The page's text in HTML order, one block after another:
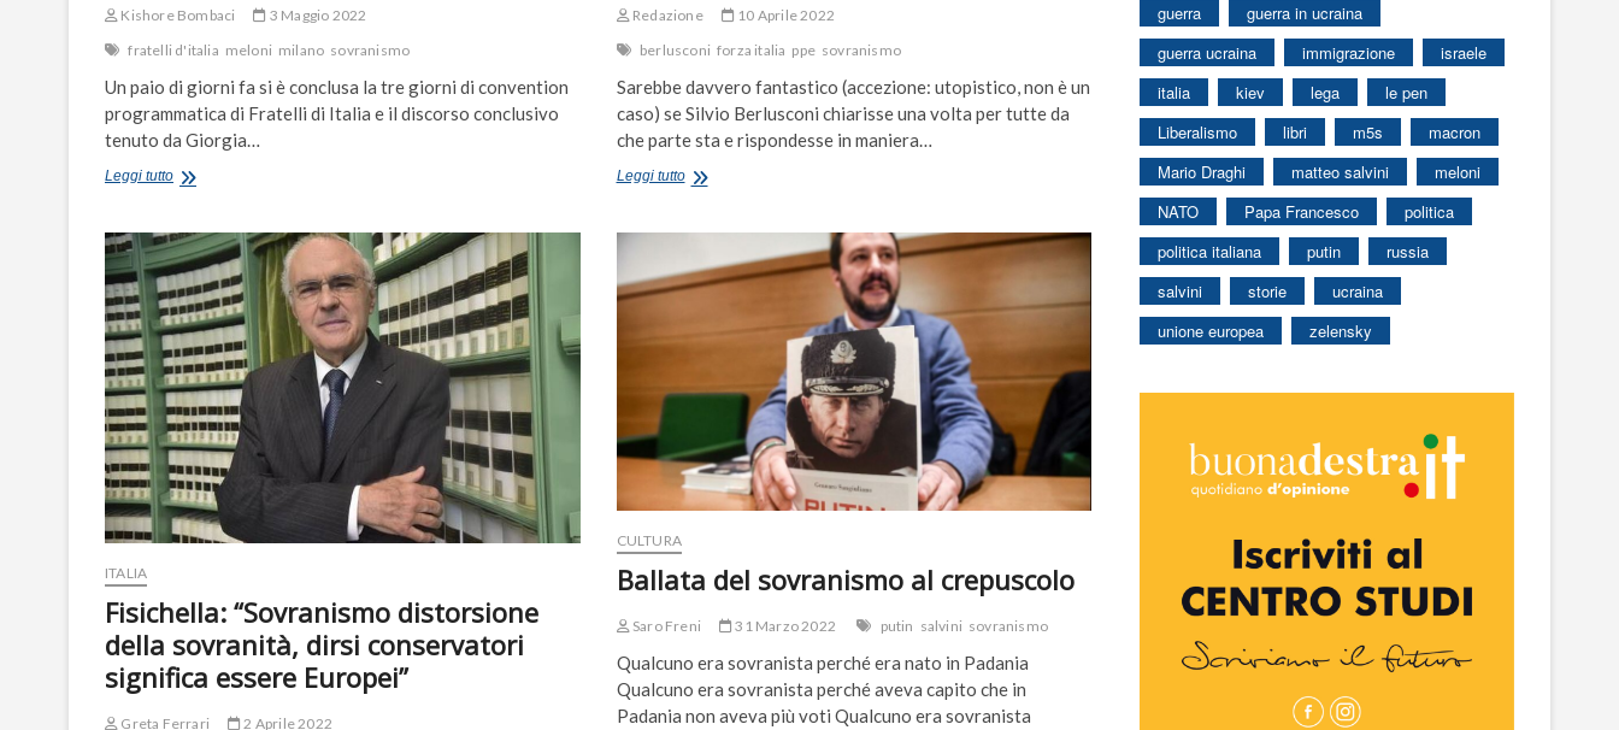
Kishore Bombaci
3 Maggio 2022
fratelli d'italia meloni milano sovranismo
Un paio di giorni fa si è conclusa la tre giorni di convention
programmatica di Fratelli di Italia e il discorso conclusivo
tenuto da Giorgia…
Leggi tuttoMacché
liberare,
Meloni
resta
prigioniera
del
sovranismo
identitario
Redazione
10 Aprile 2022
berlusconi forza italia ppe sovranismo
Sarebbe davvero fantastico (accezione: utopistico, non è un
caso) se Silvio Berlusconi chiarisse una volta per tutte da
che parte sta e rispondesse in maniera…
Leggi tuttoCaro
Ppe
la
sovranista
e
antieuropea
ITALIA
Fisichella: “Sovranismo distorsione
della sovranità, dirsi conservatori
significa essere Europei”
Greta Ferrari
2 Aprile 2022
CULTURA
Ballata del sovranismo al crepuscolo
Saro Freni 31 Marzo 2022 putin salvini sovranismo
Qualcuno era sovranista perché era nato in Padania
Qualcuno era sovranista perché aveva capito che in
Padania non aveva più voti Qualcuno era sovranista
guerra
guerra in ucraina
guerra ucraina
immigrazione
israele
italia
kiev lega
le pen
Liberalismo
libri m5s
macron
Mario Draghi
matteo salvini
meloni
NATO
Papa Francesco
politica
politica italiana
putin
russia
salvini
storie
ucraina
unione europea
zelensky